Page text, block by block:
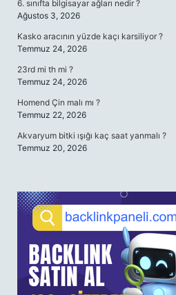
6. sınıfta bilgisayar ağları nedir ?
Ağustos 3, 2026
Kasko aracının yüzde kaçı karsiliyor ?
Temmuz 24, 2026
23rd mi th mi ?
Temmuz 24, 2026
Homend Çin malı mı ?
Temmuz 22, 2026
Akvaryum bitki ışığı kaç saat yanmalı ?
Temmuz 20, 2026